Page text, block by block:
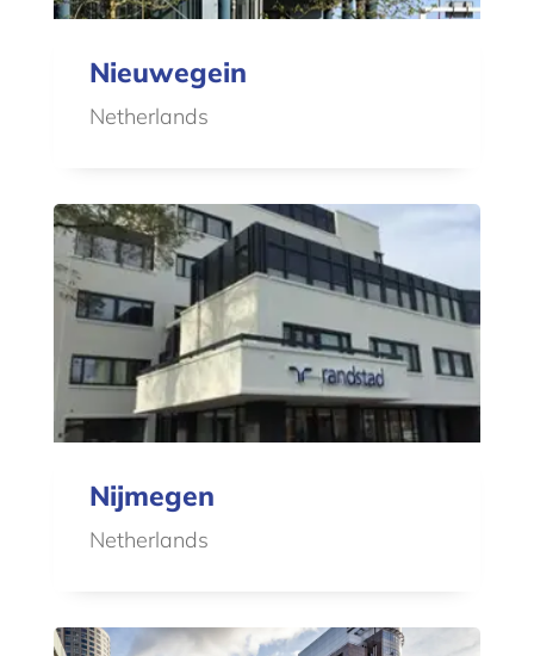
Nieuwegein
Netherlands
Nijmegen
Netherlands